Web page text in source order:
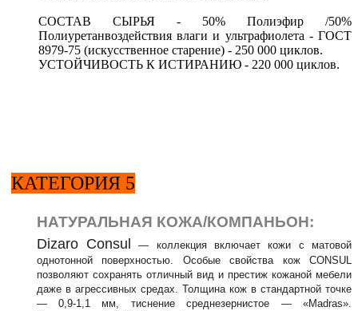
СОСТАВ СЫРЬЯ - 50% Полиэфир /50%
Полиуретанвоздействия влаги и ультрафиолета - ГОСТ
8979-75 (искусственное старение) - 250 000 циклов.
УСТОЙЧИВОСТЬ К ИСТИРАНИЮ - 220 000 циклов.
КАТЕГОРИЯ 5
НАТУРАЛЬНАЯ КОЖА/КОМПАНЬОН:
Dizaro Consul
— коллекция включает кожи с матовой
однотонной поверхностью. Особые свойства кож CONSUL
позволяют сохранять отличный вид и престиж кожаной мебели
даже в агрессивных средах. Толщина кож в стандартной точке
— 0,9-1,1 мм, тиснение среднезернистое — «Madras».